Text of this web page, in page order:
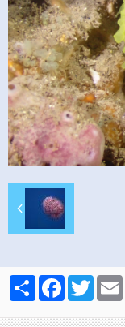
Contacts
PartagerFacebook
Twitter